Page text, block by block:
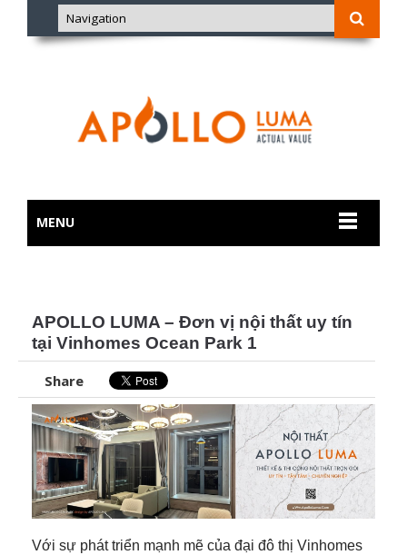
MENU
APOLLO LUMA – Đơn vị nội thất uy tín
tại Vinhomes Ocean Park 1
Share
Với sự phát triển mạnh mẽ của đại đô thị Vinhomes